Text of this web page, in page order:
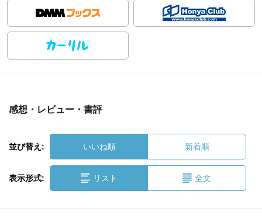
感想・レビュー・書評
並び替え: いいね順 新着順
表示形式: リスト 全文